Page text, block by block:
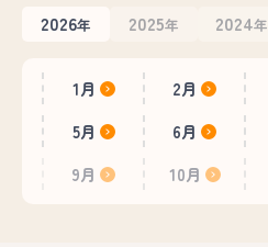
2026年 2025年 2024年
1月 2月
5月
6月
9月
10月